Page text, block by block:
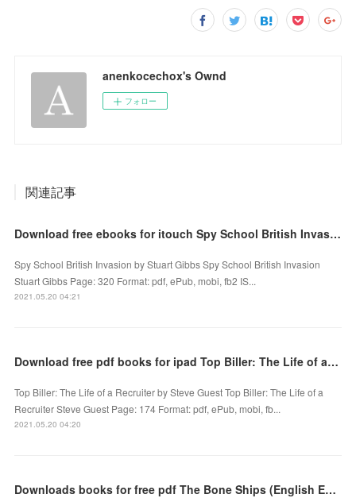
anenkocechox's Ownd
フォロー
関連記事
Download free ebooks for itouch Spy School British Invasion English version 9781534455634
Spy School British Invasion by Stuart Gibbs Spy School British Invasion
Stuart Gibbs Page: 320 Format: pdf, ePub, mobi, fb2 IS...
2021.05.20 04:21
Download free pdf books for ipad Top Biller: The Life of a Recruiter by Steve Guest
Top Biller: The Life of a Recruiter by Steve Guest Top Biller: The Life of a
Recruiter Steve Guest Page: 174 Format: pdf, ePub, mobi, fb...
2021.05.20 04:20
Downloads books for free pdf The Bone Ships (English Edition) 9780316487962